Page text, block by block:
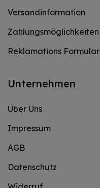
Versandinformation
Zahlungsmöglichkeiten
Reklamations Formular
Unternehmen
Über Uns
Impressum
AGB
Datenschutz